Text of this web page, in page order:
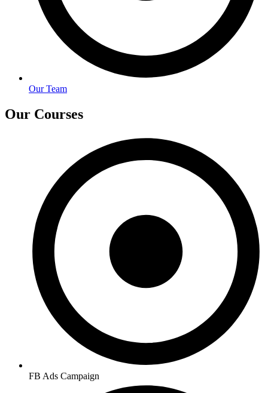
Our Team
Our Courses
FB Ads Campaign